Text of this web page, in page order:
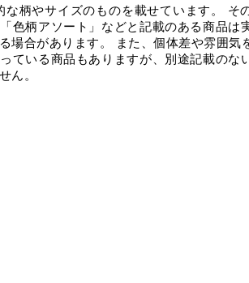
な柄やサイズのものを載せています。 そ
色柄アソート」などと記載のある商品は
場合があります。 また、個体差や雰囲気
ている商品もありますが、別途記載のな
ん。